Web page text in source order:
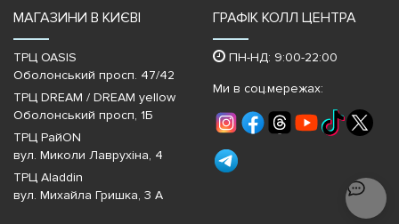
МАГАЗИНИ В КИЄВІ
ТРЦ OASIS
Оболонський просп. 47/42
ТРЦ DREAM / DREAM yellow
Оболонський просп, 1Б
ТРЦ РайON
вул. Миколи Лаврухіна, 4
ТРЦ Aladdin
вул. Михайла Гришка, 3 А
ГРАФІК КОЛЛ ЦЕНТРА
ПН-НД: 9:00-22:00
Ми в соц.мережах: